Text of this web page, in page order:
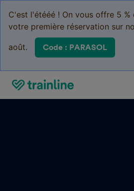
C'est l'étééé ! On vous offre 5
votre première réservation sur
août. Code : PARASOL